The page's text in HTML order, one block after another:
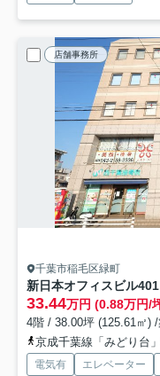
店舗事務所
千葉市稲毛区緑町
新日本オフィスビル401
33.44万円 (0.88万円/
4階 / 38.00坪 (125.61㎡)
京成千葉線「みどり台
電気有 エレベーター